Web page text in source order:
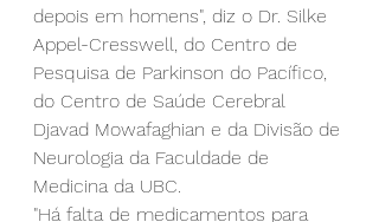
depois em homens", diz o Dr. Silke
Appel-Cresswell, do Centro de
Pesquisa de Parkinson do Pacífico,
do Centro de Saúde Cerebral
Djavad Mowafaghian e da Divisão de
Neurologia da Faculdade de
Medicina da UBC.
"Há falta de medicamentos para